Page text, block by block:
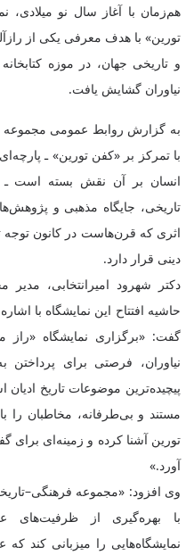
هم‌زمان با آغاز سال نو میلادی،
تورین» با هدف معرفی یکی از
و تاریخی جهان، در موزه
نیاوران گشایش یافت.
به گزارش روابط عمومی مجموعه
با تمرکز بر «کفن تورین» ـ
انسان بر آن نقش بسته است ـ
تاریخی، جایگاه مذهبی و
اثری که قرن‌هاست در کانون توجه
دینی قرار دارد.
دکتر شهرود امیرانتخابی، مدیر
حاشیه افتتاح این نمایشگاه با
گفت: «برگزاری نمایشگاه «راز
نیاوران، فرصتی برای
پیچیده‌ترین موضوعات تاریخ
مستند و بی‌طرفانه، مخاطبان را
تورین آشنا کرده و زمینه‌ای برای
آورد.»
وی افزود: «مجموعه
با بهره‌گیری از
نمایشگاه‌هایی را میزبانی کند که